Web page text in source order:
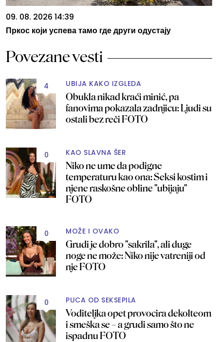
09. 08. 2026 14:39
Пркос који успева тамо где други одустају
Povezane vesti
4 UBIJA KAKO IZGLEDA
Obukla nikad kraći minić, pa
fanovima pokazala zadnjicu: Ljudi su
ostali bez reči FOTO
0 KAO SLAVNA ŠER
Niko ne ume da podigne
temperaturu kao ona: Seksi kostim i
njene raskošne obline "ubijaju"
FOTO
0 MOŽE I OVAKO
Grudi je dobro "sakrila", ali duge
noge ne može: Niko nije vatreniji od
nje FOTO
0 PUCA OD SEKSEPILA
Voditeljka opet provocira dekolteom
i smeška se – a grudi samo što ne
ispadnu FOTO